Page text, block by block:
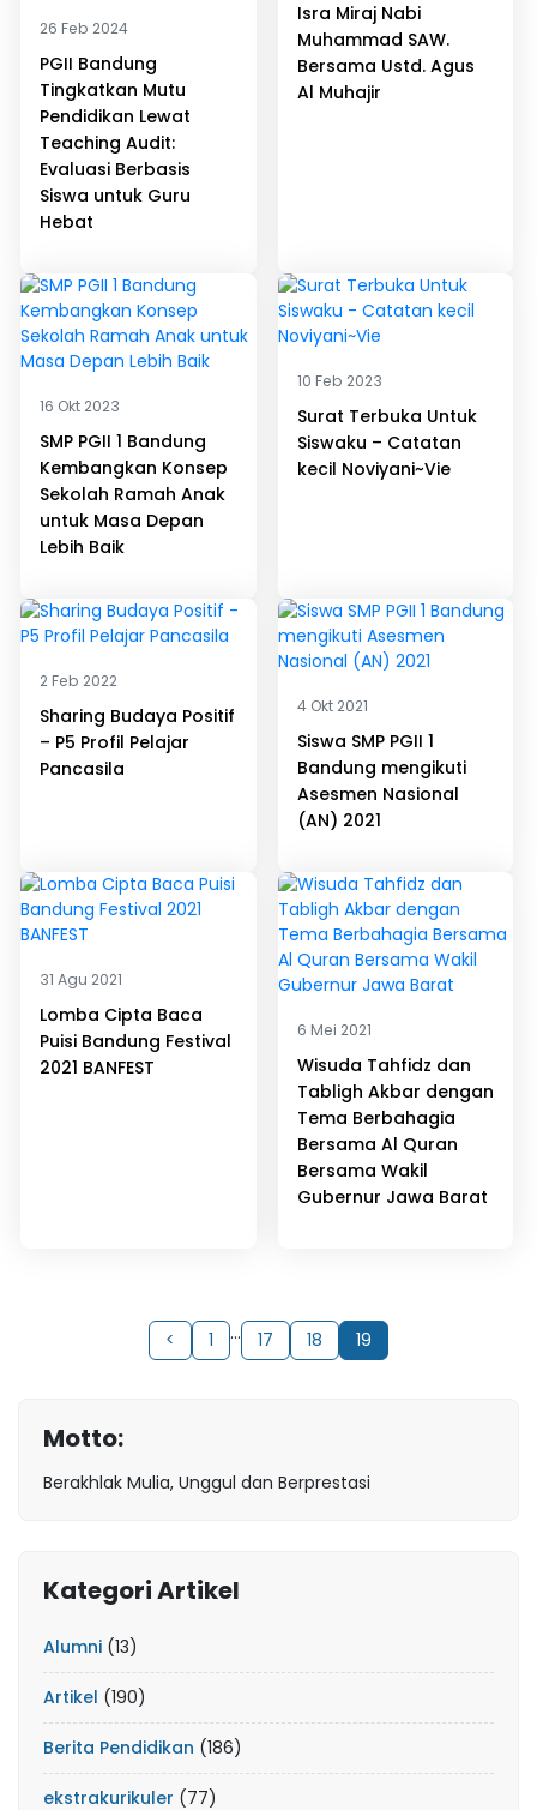
26 Feb 2024
PGII Bandung
Tingkatkan Mutu
Pendidikan Lewat
Teaching Audit:
Evaluasi Berbasis
Siswa untuk Guru
Hebat
Isra Miraj Nabi
Muhammad SAW.
Bersama Ustd. Agus
Al Muhajir
16 Okt 2023
SMP PGII 1 Bandung
Kembangkan Konsep
Sekolah Ramah Anak
untuk Masa Depan
Lebih Baik
10 Feb 2023
Surat Terbuka Untuk
Siswaku – Catatan
kecil Noviyani~Vie
2 Feb 2022
Sharing Budaya Positif
– P5 Profil Pelajar
Pancasila
4 Okt 2021
Siswa SMP PGII 1
Bandung mengikuti
Asesmen Nasional
(AN) 2021
31 Agu 2021
Lomba Cipta Baca
Puisi Bandung Festival
2021 BANFEST
6 Mei 2021
Wisuda Tahfidz dan
Tabligh Akbar dengan
Tema Berbahagia
Bersama Al Quran
Bersama Wakil
Gubernur Jawa Barat
< 1 … 17 18 19
Motto:
Berakhlak Mulia, Unggul dan Berprestasi
Kategori Artikel
Alumni (13)
Artikel (190)
Berita Pendidikan (186)
ekstrakurikuler (77)